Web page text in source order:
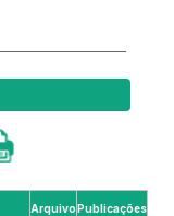
ArquivoPublicações